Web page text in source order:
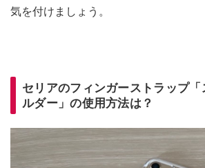
気を付けましょう。
セリアのフィンガーストラップ
ルダー」の使用方法は？